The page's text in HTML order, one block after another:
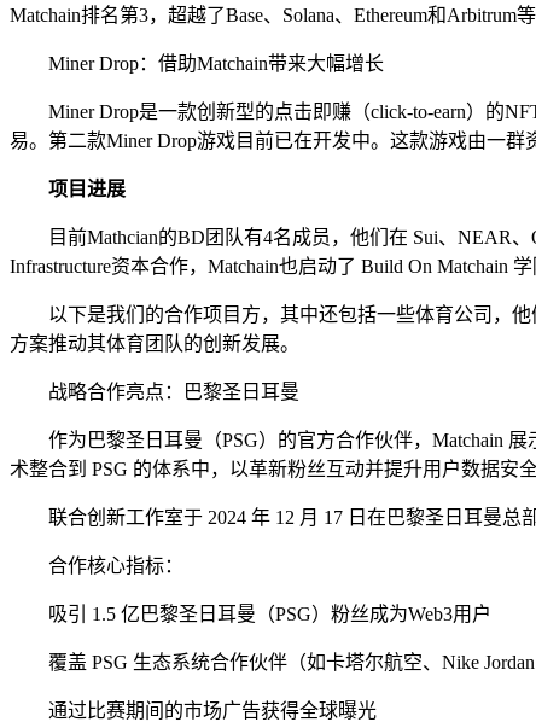
Matchain排名第3，超越了Base、Solana、Ethereum和Arbitrum
Miner Drop：借助Matchain带来大幅增长
Miner Drop是一款创新型的点击即赚（click-to-earn）的
易。第二款Miner Drop游戏目前已在开发中。这款游戏由一
项目进展
目前Mathcian的BD团队有4名成员，他们在 Sui、NEAR、
Infrastructure资本合作，Matchain也启动了 Build On Matchain
以下是我们的合作项目方，其中还包括一些体育公司，他
方案推动其体育团队的创新发展。
战略合作亮点：巴黎圣日耳曼
作为巴黎圣日耳曼（PSG）的官方合作伙伴，Matchain 展
术整合到 PSG 的体系中，以革新粉丝互动并提升用户数据安全
联合创新工作室于 2024 年 12 月 17 日在巴黎圣日耳曼总
合作核心指标：
吸引 1.5 亿巴黎圣日耳曼（PSG）粉丝成为Web3用户
覆盖 PSG 生态系统合作伙伴（如卡塔尔航空、Nike Jordan
通过比赛期间的市场广告获得全球曝光